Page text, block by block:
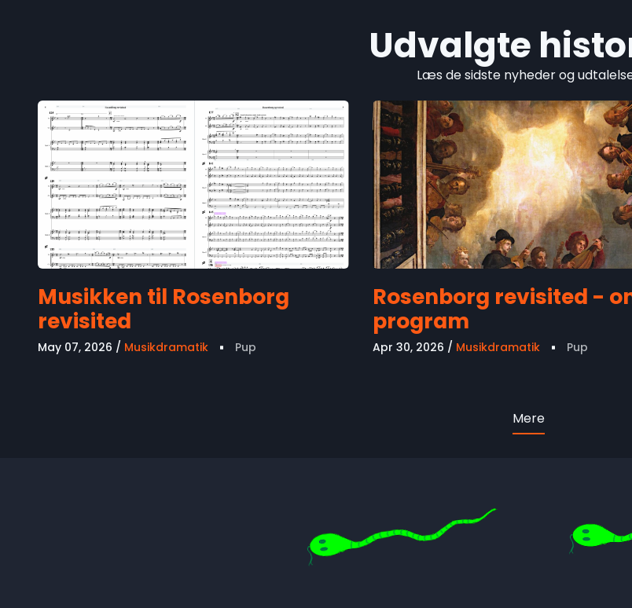
Udvalgte
Læs de sidste nyheder og
Musikken til Rosenborg
revisited
May 07, 2026 Musikdramatik Pup
Rosenborg revisited -
program
Apr 30, 2026 Musikdramatik Pup
Mere